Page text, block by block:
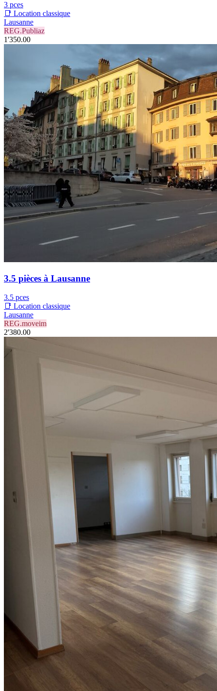
3 pces
📑 Location classique
Lausanne
REG.Publiaz
1'350.00
3.5 pièces à Lausanne
3.5 pces
📑 Location classique
Lausanne
REG.moveim
2'380.00